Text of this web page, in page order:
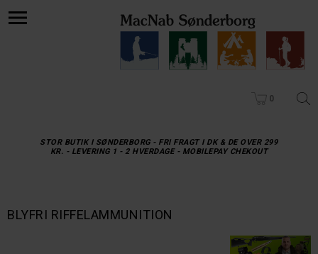
0
STOR BUTIK I SØNDERBORG - FRI FRAGT I DK & DE OVER 299
KR. - LEVERING 1 - 2 HVERDAGE - MOBILEPAY CHEKOUT
BLYFRI RIFFELAMMUNITION